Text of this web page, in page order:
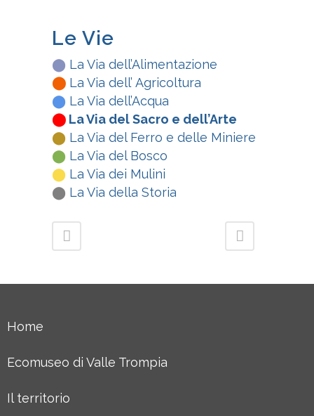
Le Vie
⬤ La Via dell’Alimentazione
⬤ La Via dell’ Agricoltura
⬤ La Via dell’Acqua
⬤ La Via del Sacro e dell’Arte
⬤ La Via del Ferro e delle Miniere
⬤ La Via del Bosco
⬤ La Via dei Mulini
⬤ La Via della Storia
Home
Ecomuseo di Valle Trompia
Il territorio